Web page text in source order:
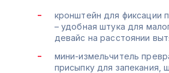
кронштейн для фиксации
– удобная штука для
девайс на расстоянии
мини-измельчитель
присыпку для запекания,